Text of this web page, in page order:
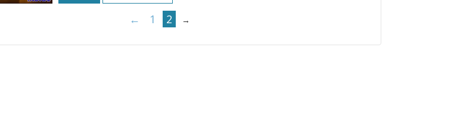
← 1 2 →